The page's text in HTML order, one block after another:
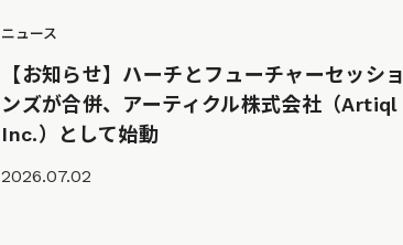
ニュース
【お知らせ】ハーチとフューチャーセッショ
ンズが合併、アーティクル株式会社（Artiql
Inc.）として始動
2026.07.02